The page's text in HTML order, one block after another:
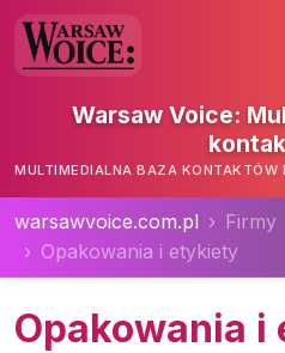
Warsaw Voice:
MULTIMEDIALNA BAZA
warsawvoice.com.pl
Firmy
Opakowania i etykiety
Opakowania